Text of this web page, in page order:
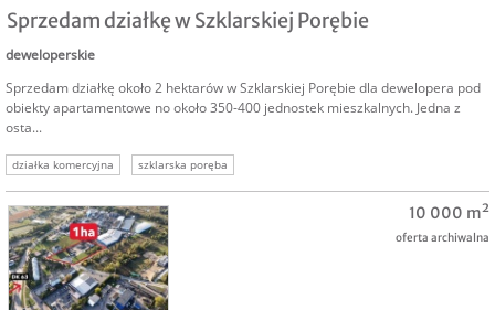
Sprzedam działkę w Szklarskiej Porębie
deweloperskie
Sprzedam działkę około 2 hektarów w Szklarskiej Porębie dla dewelopera pod
obiekty apartamentowe no około 350-400 jednostek mieszkalnych. Jedna z
osta...
działka komercyjna szklarska poręba
10 000 m²
oferta archiwalna